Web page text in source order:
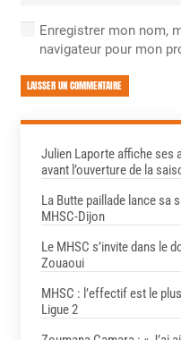
Enregistrer mon nom,
navigateur pour mon
LAISSER UN COMMENTAIRE
Julien Laporte affiche ses
avant l’ouverture de la
La Butte paillade lance sa
MHSC-Dijon
Le MHSC s’invite dans le
Zouaoui
MHSC : l’effectif est le
Ligue 2